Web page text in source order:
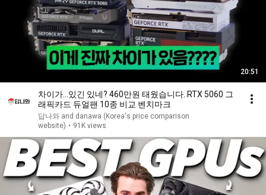
20:51
차이가...있긴 있네? 460만원 태웠습니다. RTX 5060 그
래픽카드 듀얼팬 10종 비교 벤치마크
답나와 and danawa (Korea's price comparison
website) • 91K views